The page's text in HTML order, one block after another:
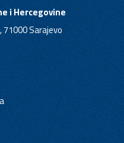
i Hercegovine
71000 Sarajevo